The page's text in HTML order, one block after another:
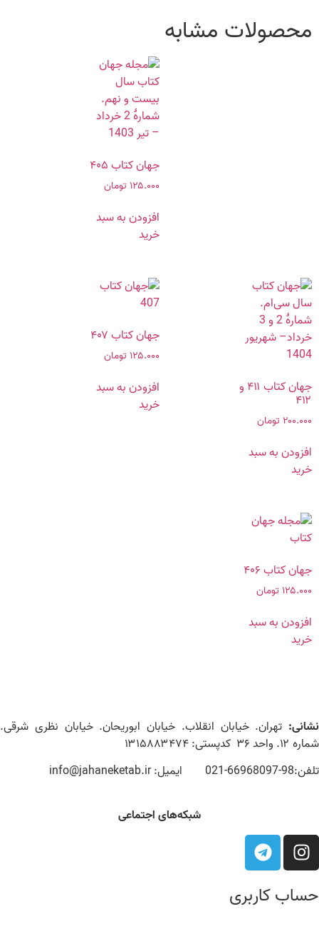
محصولات مشابه
جهان کتاب ۴۰۵
۱۲۵.۰۰۰ تومان
افزودن به سبد
خرید
جهان کتاب ۴۱۱ و
۴۱۲
۲۰۰.۰۰۰ تومان
افزودن به سبد
خرید
جهان کتاب ۴۰۷
۱۲۵.۰۰۰ تومان
افزودن به سبد
خرید
جهان کتاب ۴۰۶
۱۲۵.۰۰۰ تومان
افزودن به سبد
خرید
نشانی: تهران. خیابان انقلاب. خیابان ابوریحان. خیابان نظری شرقی.
شماره ۱۲. واحد ۳۶ کدپستی: ۱۳۱۵۸۸۳۴۷۴
تلفن:98-66968097-021 ایمیل: info@jahaneketab.ir
شبکه‌های اجتماعی
حساب کاربری